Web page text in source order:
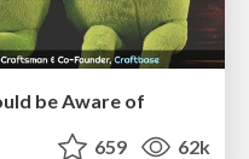
be Aware of
659 62k